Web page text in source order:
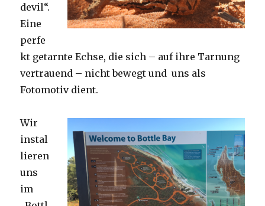
devil“.
Eine
perfe
kt getarnte Echse, die sich – auf ihre Tarnung
vertrauend – nicht bewegt und uns als
Fotomotiv dient.
Wir
instal
lieren
uns
im